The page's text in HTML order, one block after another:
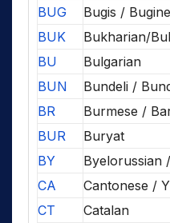
BUG
Bugis /
BUK
Bukharian/
BU
Bulgarian
BUN
Bundeli /
BR
Burmese /
BUR
Buryat
BY
Byelorussian
CA
Cantonese /
CT
Catalan